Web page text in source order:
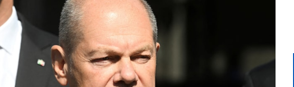
Solingen'de bıçaklı saldırının yaşandığı bölgeyi ziyaret
eden Almanya Başbakanı Scholz, daha fazla
sığınmacının sınır dışı edileceğine dair söz verdi.